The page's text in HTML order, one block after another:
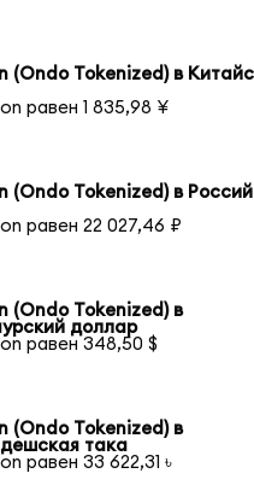
(Ondo Tokenized) в
равен 1 835,98 ¥
(Ondo Tokenized) в
равен 22 027,46 ₽
(Ondo Tokenized) в
доллар
равен 348,50 $
(Ondo Tokenized) в
така
равен 33 622,31 ৳